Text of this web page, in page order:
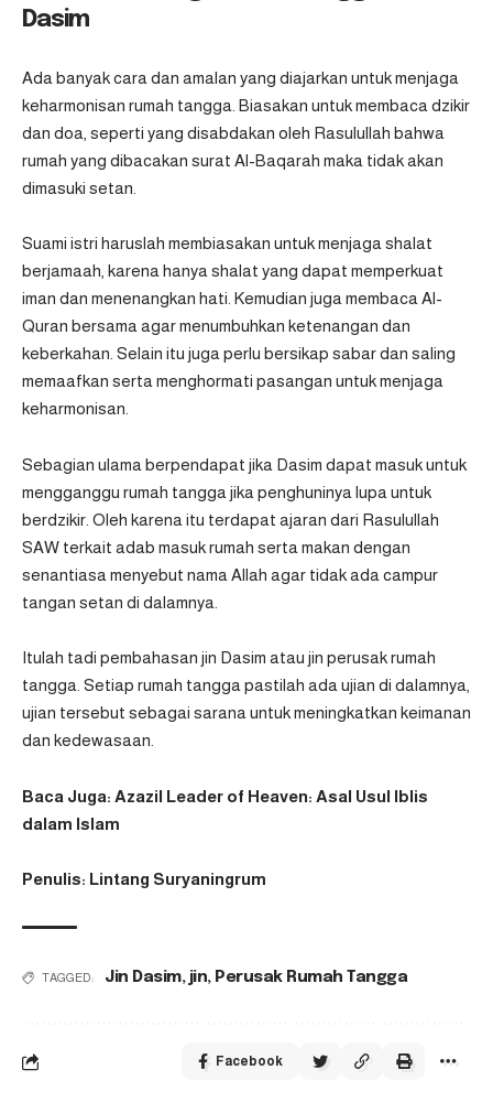
Dasim
Ada banyak cara dan amalan yang diajarkan untuk menjaga
keharmonisan rumah tangga. Biasakan untuk membaca dzikir
dan doa, seperti yang disabdakan oleh Rasulullah bahwa
rumah yang dibacakan surat Al-Baqarah maka tidak akan
dimasuki setan.
Suami istri haruslah membiasakan untuk menjaga shalat
berjamaah, karena hanya shalat yang dapat memperkuat
iman dan menenangkan hati. Kemudian juga membaca Al-
Quran bersama agar menumbuhkan ketenangan dan
keberkahan. Selain itu juga perlu bersikap sabar dan saling
memaafkan serta menghormati pasangan untuk menjaga
keharmonisan.
Sebagian ulama berpendapat jika Dasim dapat masuk untuk
mengganggu rumah tangga jika penghuninya lupa untuk
berdzikir. Oleh karena itu terdapat ajaran dari Rasulullah
SAW terkait adab masuk rumah serta makan dengan
senantiasa menyebut nama Allah agar tidak ada campur
tangan setan di dalamnya.
Itulah tadi pembahasan jin Dasim atau jin perusak rumah
tangga. Setiap rumah tangga pastilah ada ujian di dalamnya,
ujian tersebut sebagai sarana untuk meningkatkan keimanan
dan kedewasaan.
Baca Juga: Azazil Leader of Heaven: Asal Usul Iblis
dalam Islam
Penulis: Lintang Suryaningrum
TAGGED: Jin Dasim, jin, Perusak Rumah Tangga
Facebook